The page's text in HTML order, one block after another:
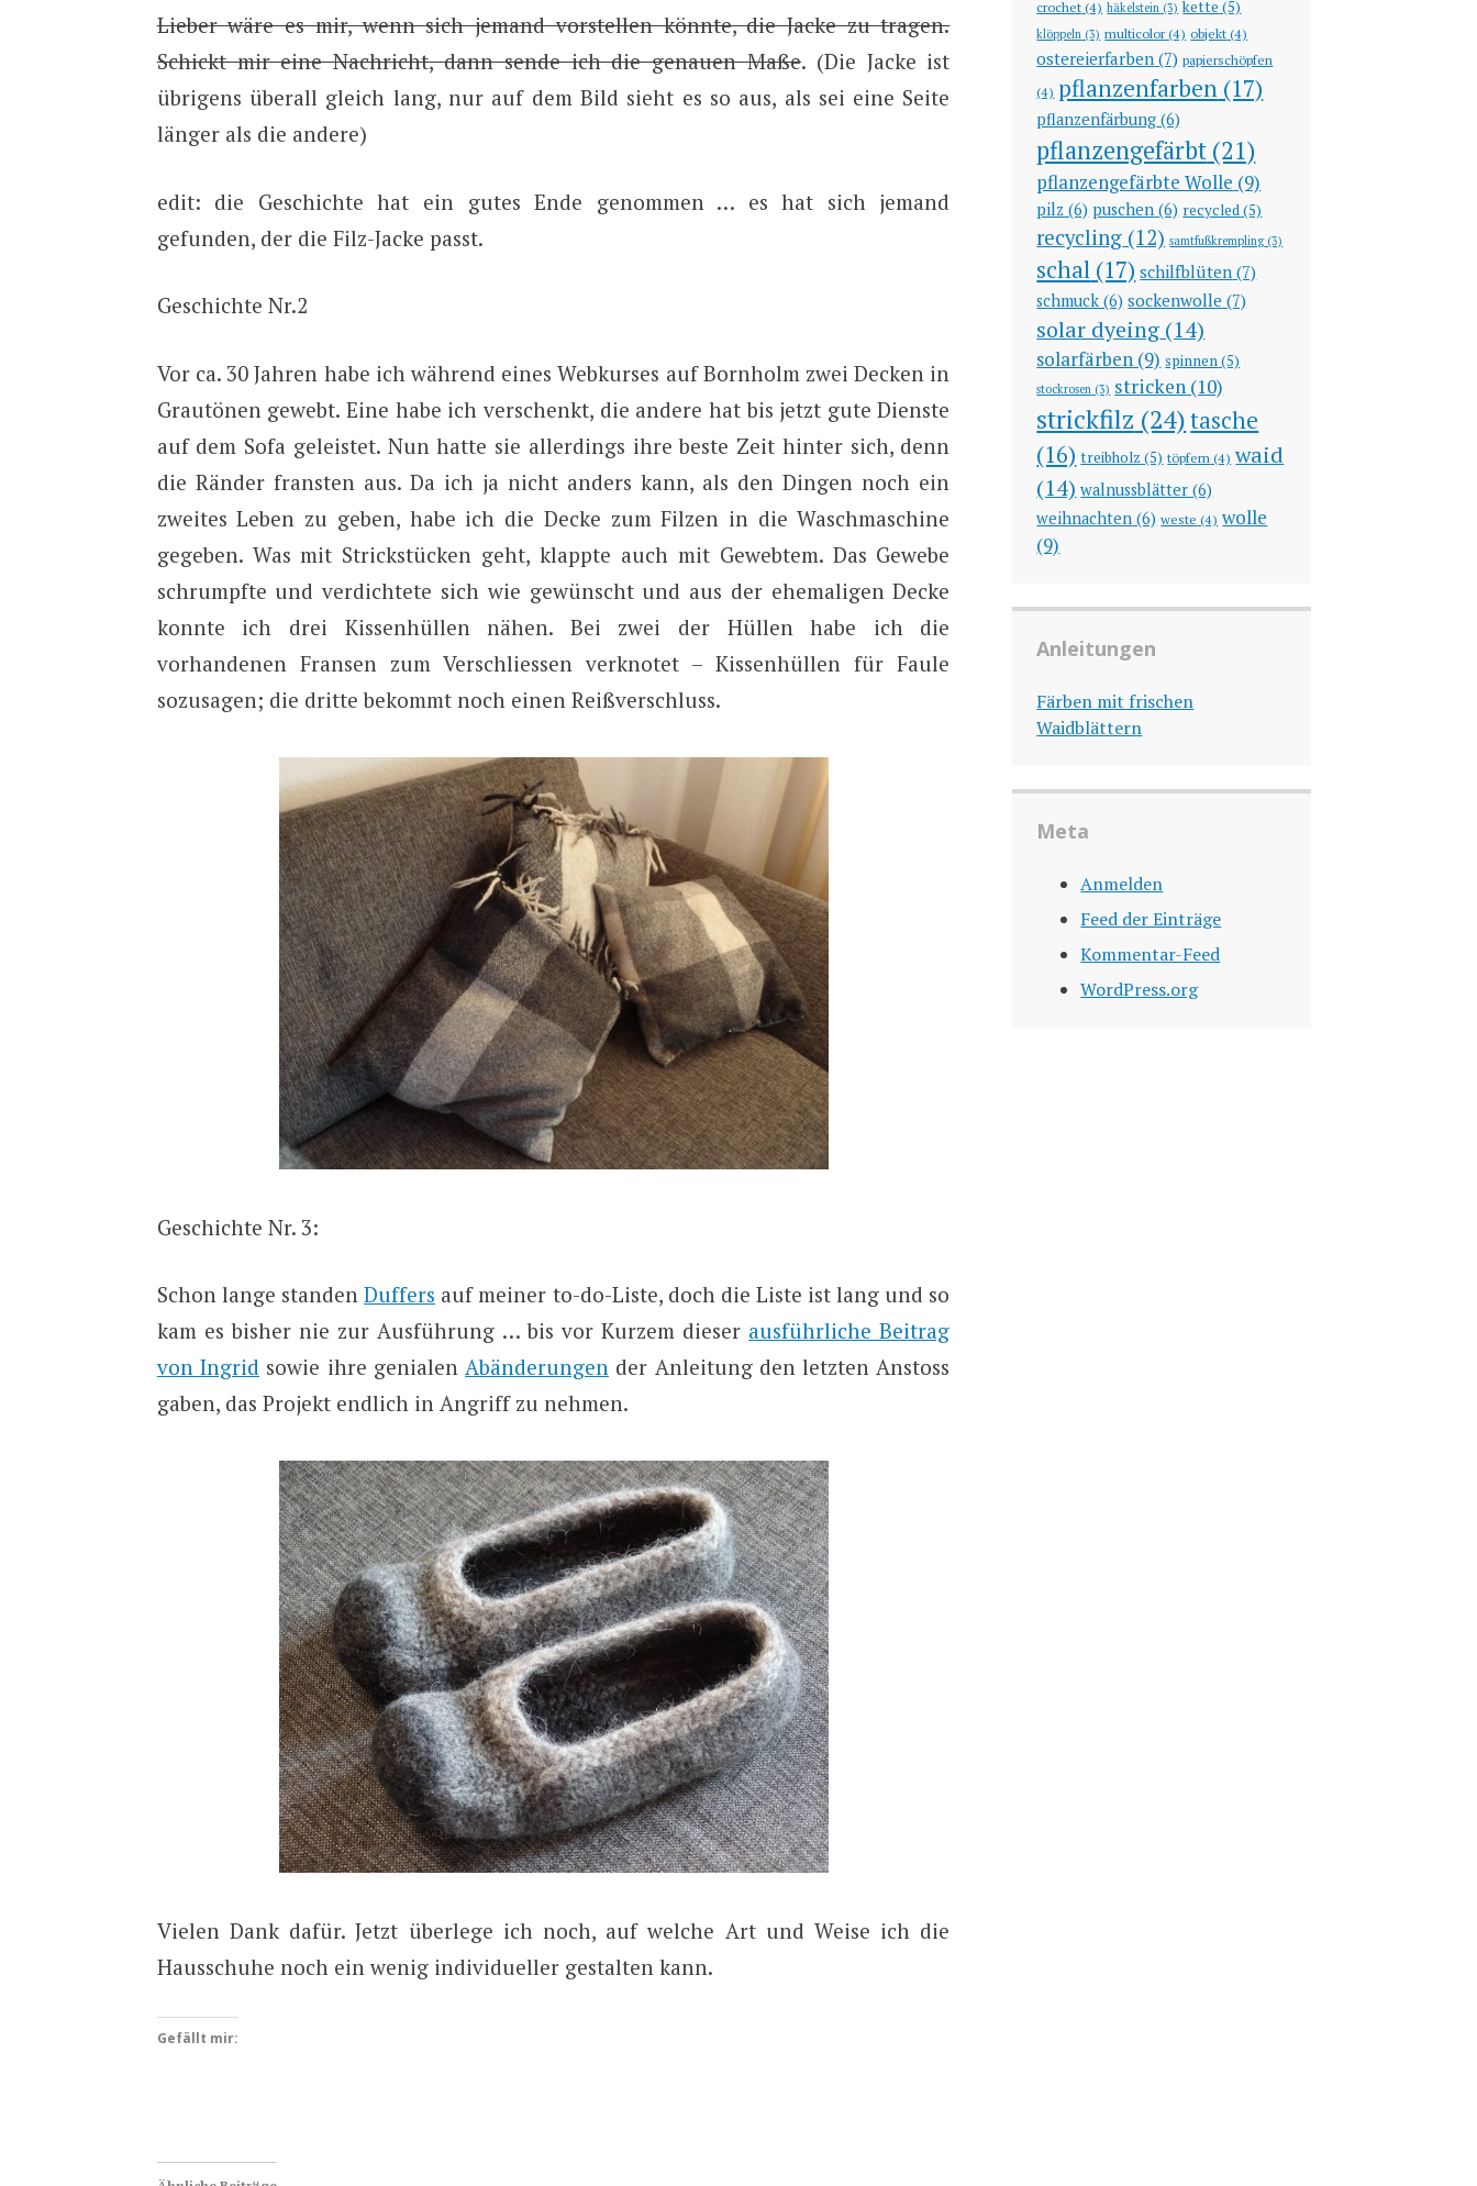
Lieber wäre es mir, wenn sich jemand vorstellen könnte, die Jacke zu tragen.
Schickt mir eine Nachricht, dann sende ich die genauen Maße. (Die Jacke ist
übrigens überall gleich lang, nur auf dem Bild sieht es so aus, als sei eine Seite
länger als die andere)
edit: die Geschichte hat ein gutes Ende genommen … es hat sich jemand
gefunden, der die Filz-Jacke passt.
Geschichte Nr.2
Vor ca. 30 Jahren habe ich während eines Webkurses auf Bornholm zwei Decken in
Grautönen gewebt. Eine habe ich verschenkt, die andere hat bis jetzt gute Dienste
auf dem Sofa geleistet. Nun hatte sie allerdings ihre beste Zeit hinter sich, denn
die Ränder fransten aus. Da ich ja nicht anders kann, als den Dingen noch ein
zweites Leben zu geben, habe ich die Decke zum Filzen in die Waschmaschine
gegeben. Was mit Strickstücken geht, klappte auch mit Gewebtem. Das Gewebe
schrumpfte und verdichtete sich wie gewünscht und aus der ehemaligen Decke
konnte ich drei Kissenhüllen nähen. Bei zwei der Hüllen habe ich die
vorhandenen Fransen zum Verschliessen verknotet – Kissenhüllen für Faule
sozusagen; die dritte bekommt noch einen Reißverschluss.
Geschichte Nr. 3:
Schon lange standenDuffers auf meiner to-do-Liste, doch die Liste ist lang und so
kam es bisher nie zur Ausführung … bis vor Kurzem dieser ausführliche Beitrag
von Ingrid sowie ihre genialenAbänderungen der Anleitung den letzten Anstoss
gaben, das Projekt endlich in Angriff zu nehmen.
Vielen Dank dafür. Jetzt überlege ich noch, auf welche Art und Weise ich die
Hausschuhe noch ein wenig individueller gestalten kann.
Gefällt mir:
crochet(4) häkelstein (3) kette (5)
klöppeln (3) multicolor(4) objekt(4)
ostereierfarben (7) papierschöpfen
(4) pflanzenfarben (17)
pflanzenfärbung (6)
pflanzengefärbt (21)
pflanzengefärbte Wolle (9)
pilz (6) puschen (6) recycled(5)
recycling (12) samtfußkrempling(3)
schal (17) schilfblüten (7)
schmuck (6) sockenwolle (7)
solar dyeing (14)
solarfärben (9) spinnen(5)
stockrosen (3) stricken (10)
strickfilz (24)tasche
(16) treibholz (5) töpfern(4) waid
(14) walnussblätter (6)
weihnachten (6) weste (4) wolle
(9)
Anleitungen
Färben mit frischen
Waidblättern
Meta
Anmelden
Feed der Einträge
Kommentar-Feed
WordPress.org